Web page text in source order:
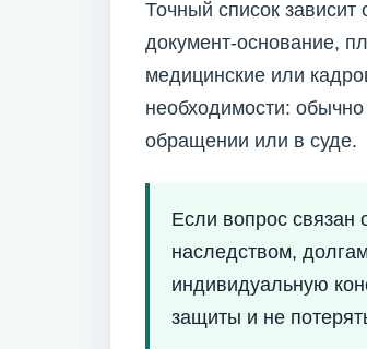
Точный список
документ-основание,
медицинские или
необходимости:
обращении или в суде.
Если вопрос связан
наследством,
индивидуальную
защиты и не